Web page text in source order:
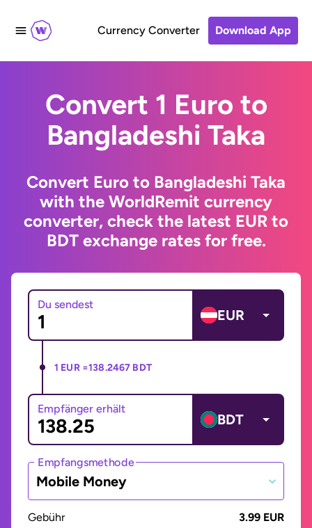
Currency Converter Download App
Convert 1 Euro to
Bangladeshi Taka
Convert Euro to Bangladeshi Taka
with the WorldRemit currency
converter, check the latest EUR to
BDT exchange rates for free.
Du sendest
EUR
1 EUR =138.2467 BDT
Empfänger erhält
BDT
Empfangsmethode
Mobile Money
Gebühr
3.99 EUR